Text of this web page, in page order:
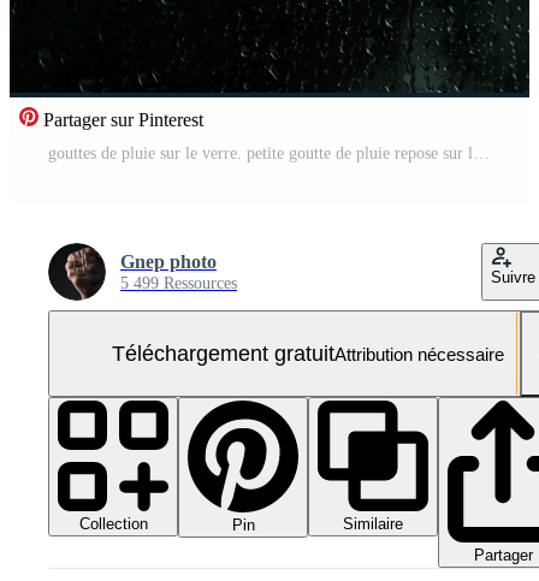
Partager sur Pinterest
gouttes de pluie sur le verre. petite goutte de pluie repose sur le verre pendant qu'il pleut. Vidéo Gratuite
Gnep photo
5 499 Ressources Suivre
Téléchargement gratuitAttribution nécessaire
Collection Pin
Similaire
Partager